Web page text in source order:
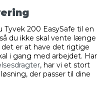
Tyvek 200 EasySafe til en
du ikke skal vente længe
er at have det rigtige
i gang med arbejdet. Har
, har vi et stort
der passer til dine